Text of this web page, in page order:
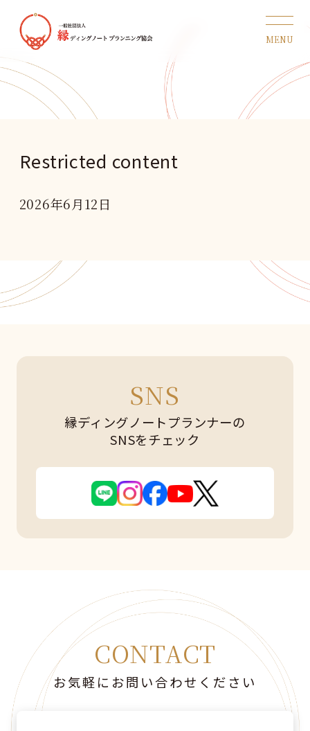
Restricted content
2026年6月12日
SNS
縁ディングノートプランナーの
SNSをチェック
CONTACT
お気軽にお問い合わせください